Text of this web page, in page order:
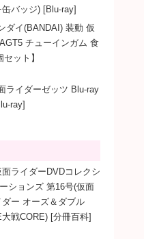
バッジ) [Blu-ray]
ダイ(BANDAI) 装動 仮
チューインガム 食
ット】
ライダーゼッツ Blu-ray
ray]
面ライダーDVDコレクシ
ションズ 第16号(仮面
ー オーズ＆ダブル
戦CORE) [分冊百科]